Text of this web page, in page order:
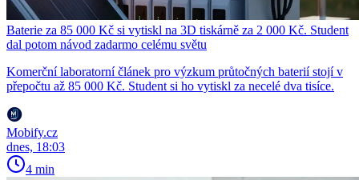
Baterie za 85 000 Kč si vytiskl na 3D tiskárně za 2 000 Kč. Student
dal potom návod zadarmo celému světu
Komerční laboratorní článek pro výzkum průtočných baterií stojí v
přepočtu až 85 000 Kč. Student si ho vytiskl za necelé dva tisíce.
Mobify.cz
dnes, 18:03
4 min